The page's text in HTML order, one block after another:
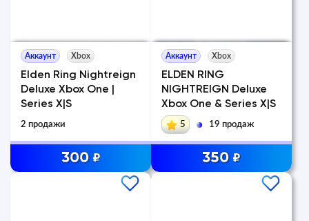
Аккаунт Xbox
Elden Ring Nightreign
Deluxe Xbox One |
Series X|S
2 продажи
300 ₽
Аккаунт Xbox
ELDEN RING
NIGHTREIGN Deluxe
Xbox One & Series X|S
5 19 продаж
350 ₽